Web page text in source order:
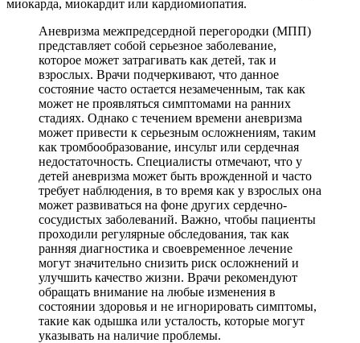
миокарда, миокардит или кардиомиопатия.
Аневризма межпредсердной перегородки (МПП)
представляет собой серьезное заболевание,
которое может затрагивать как детей, так и
взрослых. Врачи подчеркивают, что данное
состояние часто остается незамеченным, так как
может не проявляться симптомами на ранних
стадиях. Однако с течением времени аневризма
может привести к серьезным осложнениям, таким
как тромбообразование, инсульт или сердечная
недостаточность. Специалисты отмечают, что у
детей аневризма может быть врожденной и часто
требует наблюдения, в то время как у взрослых она
может развиваться на фоне других сердечно-
сосудистых заболеваний. Важно, чтобы пациенты
проходили регулярные обследования, так как
ранняя диагностика и своевременное лечение
могут значительно снизить риск осложнений и
улучшить качество жизни. Врачи рекомендуют
обращать внимание на любые изменения в
состоянии здоровья и не игнорировать симптомы,
такие как одышка или усталость, которые могут
указывать на наличие проблемы.